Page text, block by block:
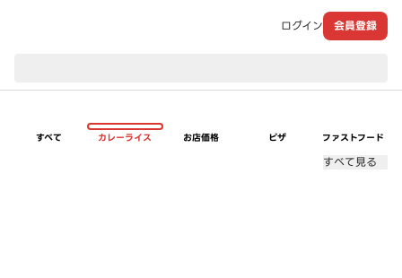
ログイン 会員登録
すべて カレーライス お店価格 ピザ ファストフード
すべて見る